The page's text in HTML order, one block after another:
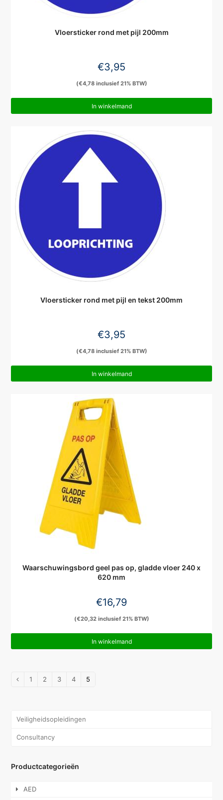
Vloersticker rond met pijl 200mm
€3,95
(€4,78inclusief 21% BTW)
In winkelmand
Vloersticker rond met pijl en tekst 200mm
€3,95
(€4,78inclusief 21% BTW)
In winkelmand
Waarschuwingsbord geel pas op, gladde vloer 240 x
620 mm
€16,79
(€20,32inclusief 21% BTW)
In winkelmand
1 2 3 4 5
Veiligheidsopleidingen
Consultancy
Productcategorieën
AED